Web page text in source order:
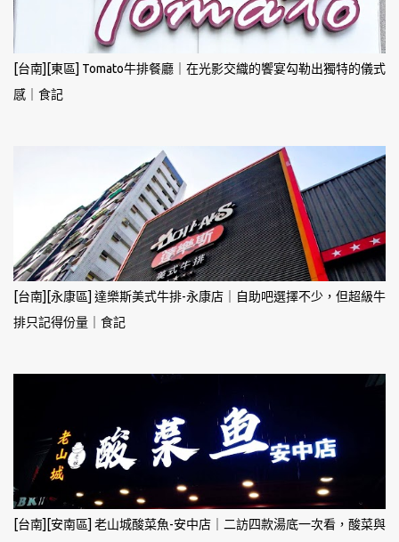
[台南][東區] Tomato牛排餐廳｜在光影交織的饗宴勾勒出獨特的儀式
感｜食記
[台南][永康區] 達樂斯美式牛排-永康店｜自助吧選擇不少，但超級牛
排只記得份量｜食記
[台南][安南區] 老山城酸菜魚-安中店｜二訪四款湯底一次看，酸菜與